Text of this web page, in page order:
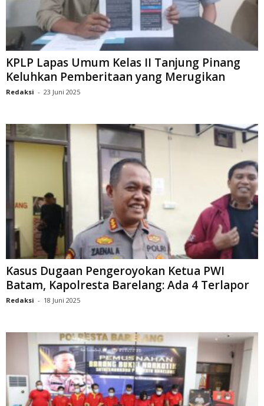
KPLP Lapas Umum Kelas II Tanjung Pinang
Keluhkan Pemberitaan yang Merugikan
Redaksi - 23 Juni 2025
Kasus Dugaan Pengeroyokan Ketua PWI
Batam, Kapolresta Barelang: Ada 4 Terlapor
Redaksi - 18 Juni 2025